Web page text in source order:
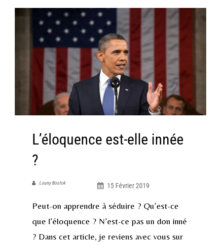
L’éloquence est-elle innée
?
Louny Bostok 15 Février 2019
Peut-on apprendre à séduire ? Qu’est-ce
que l’éloquence ? N’est-ce pas un don inné
? Dans cet article, je reviens avec vous sur